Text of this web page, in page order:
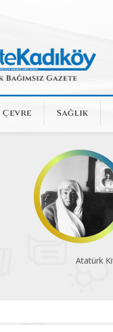
Çevre Sağlık
Atatürk